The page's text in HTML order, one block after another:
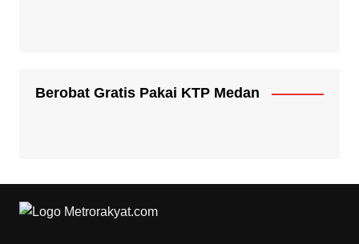
Berobat Gratis Pakai KTP Medan